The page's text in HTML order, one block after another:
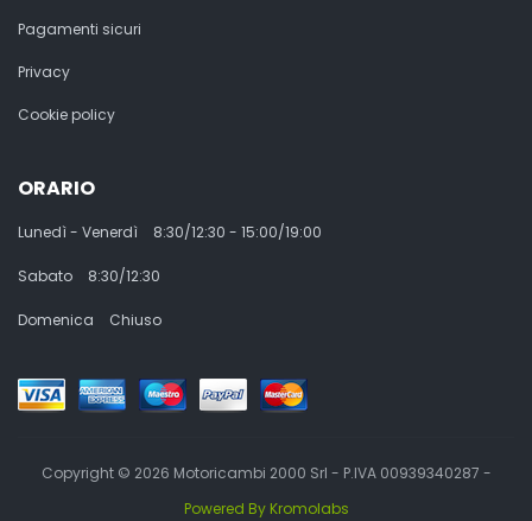
Pagamenti sicuri
Privacy
Cookie policy
ORARIO
Lunedì - Venerdì 8:30/12:30 - 15:00/19:00
Sabato 8:30/12:30
Domenica Chiuso
Copyright © 2026 Motoricambi 2000 Srl - P.IVA 00939340287 -
Powered By Kromolabs